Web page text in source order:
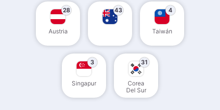
28
Austria
43 4
Taiwán
3
Singapur
31
Corea
Del Sur